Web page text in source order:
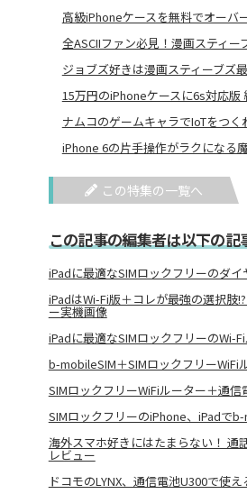
高級iPhoneケースを無料でオーバ
全ASCIIファン必見！漫画スティ
ジョブズ好きは漫画スティーブズ
15万円のiPhoneケースに6s対応版
ナムコのゲームキャラでIoTをつ
iPhone 6の片手操作がラクになる
この特集の一覧へ
この記事の編集者は以下の記
iPadに最適なSIMロックフリーのダ
iPadはWi-Fi版＋コレが最強の選択
ー実機画像
iPadに最適なSIMロックフリーのWi-
b-mobileSIM＋SIMロックフリーWiFi
SIMロックフリーWiFiルーター＋通
SIMロックフリーのiPhone、iPadで
海外スマホ好きにはたまらない！ 通
レビュー
ドコモのLYNX、通信電池U300で使え